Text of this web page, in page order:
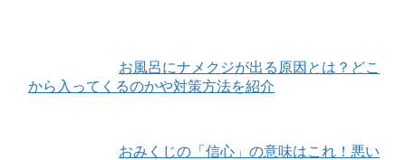
お風呂にナメクジが出る原因とは？どこ
から入ってくるのかや対策方法を紹介
おみくじの「信心」の意味はこれ！悪い